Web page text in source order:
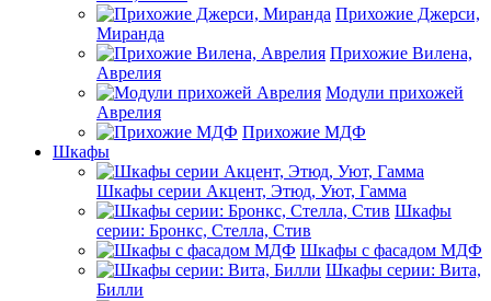
Прихожие Джерси,
Миранда
Прихожие Вилена,
Аврелия
Модули прихожей
Аврелия
Прихожие МДФ
Шкафы
Шкафы серии Акцент, Этюд, Уют, Гамма
Шкафы
серии: Бронкс, Стелла, Стив
Шкафы с фасадом МДФ
Шкафы серии: Вита,
Билли